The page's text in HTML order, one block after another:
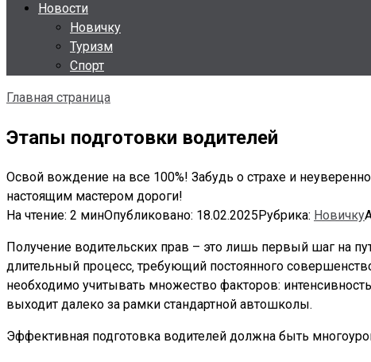
Новости
Новичку
Туризм
Спорт
Главная страница
Этапы подготовки водителей
Освой вождение на все 100%! Забудь о страхе и
настоящим мастером дороги!
На чтение: 2 минОпубликовано: 18.02.2025Рубрика: Новичку
Получение водительских прав – это лишь первый шаг на
длительный процесс‚ требующий постоянного
необходимо учитывать множество факторов:
выходит далеко за рамки стандартной автошколы.
Эффективная подготовка водителей должна быть